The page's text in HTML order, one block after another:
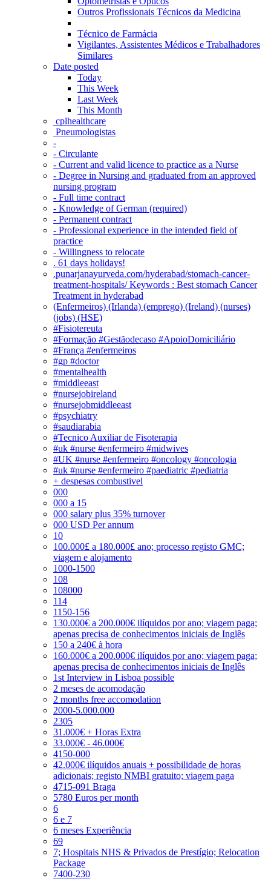
Outros Profissionais Técnicos da Medicina
Técnico de Farmácia
Vigilantes, Assistentes Médicos e Trabalhadores
Similares
Date posted
Today
This Week
Last Week
This Month
‎ cplhealthcare‬
Pneumologistas
-
- Circulante
- Current and valid licence to practice as a Nurse
- Degree in Nursing and graduated from an approved
nursing program
- Full time contract
- Knowledge of German (required)
- Permanent contract
- Professional experience in the intended field of
practice
- Willingness to relocate
. 61 days holidays!
.punarjanayurveda.com/hyderabad/stomach-cancer-
treatment-hospitals/ Keywords : Best stomach Cancer
Treatment in hyderabad
(Enfermeiros) (Irlanda) (emprego) (Ireland) (nurses)
(jobs) (HSE)
#Fisiotereuta
#Formação #Gestãodecaso #ApoioDomiciliário
#França #enfermeiros
#gp #doctor
#mentalhealth
#middleeast
#nursejobireland
#nursejobmiddleeast
#psychiatry
#saudiarabia
#Tecnico Auxiliar de Fisoterapia
#uk #nurse #enfermeiro #midwives
#UK #nurse #enfermeiro #oncology #oncologia
#uk #nurse #enfermeiro #paediatric #pediatria
+ despesas combustivel
000
000 a 15
000 salary plus 35% turnover
000 USD Per annum
10
100.000£ a 180.000£ ano; processo registo GMC;
viagem e alojamento
1000-1500
108
108000
114
1150-156
130.000€ a 200.000€ ilíquidos por ano; viagem paga;
apenas precisa de conhecimentos iniciais de Inglês
150 a 240€ à hora
160.000€ a 200.000€ ilíquidos por ano; viagem paga;
apenas precisa de conhecimentos iniciais de Inglês
1st Interview in Lisboa possible
2 meses de acomodação
2 months free accomodation
2000-5.000.000
2305
31.000€ + Horas Extra
33.000€ - 46.000€
4150-000
42.000€ ilíquidos anuais + possibilidade de horas
adicionais; registo NMBI gratuito; viagem paga
4715-091 Braga
5780 Euros per month
6
6 e 7
6 meses Experiência
69
7; Hospitais NHS & Privados de Prestígio; Relocation
Package
7400-230